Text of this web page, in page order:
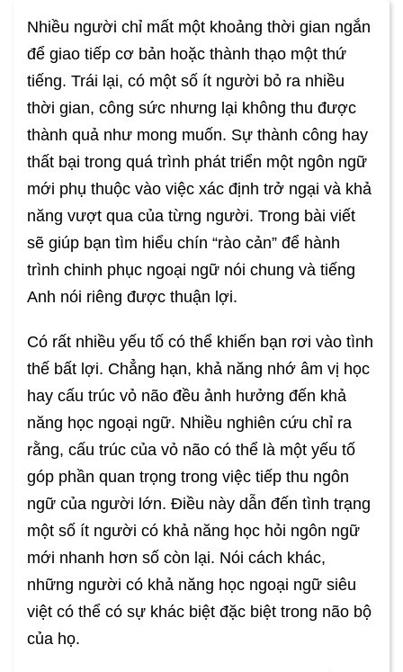
Nhiều người chỉ mất một khoảng thời gian ngắn
để giao tiếp cơ bản hoặc thành thạo một thứ
tiếng. Trái lại, có một số ít người bỏ ra nhiều
thời gian, công sức nhưng lại không thu được
thành quả như mong muốn. Sự thành công hay
thất bại trong quá trình phát triển một ngôn ngữ
mới phụ thuộc vào việc xác định trở ngại và khả
năng vượt qua của từng người. Trong bài viết
sẽ giúp bạn tìm hiểu chín “rào cản” để hành
trình chinh phục ngoại ngữ nói chung và tiếng
Anh nói riêng được thuận lợi.
Có rất nhiều yếu tố có thể khiến bạn rơi vào tình
thế bất lợi. Chẳng hạn, khả năng nhớ âm vị học
hay cấu trúc vỏ não đều ảnh hưởng đến khả
năng học ngoại ngữ. Nhiều nghiên cứu chỉ ra
rằng, cấu trúc của vỏ não có thể là một yếu tố
góp phần quan trọng trong việc tiếp thu ngôn
ngữ của người lớn. Điều này dẫn đến tình trạng
một số ít người có khả năng học hỏi ngôn ngữ
mới nhanh hơn số còn lại. Nói cách khác,
những người có khả năng học ngoại ngữ siêu
việt có thể có sự khác biệt đặc biệt trong não bộ
của họ.